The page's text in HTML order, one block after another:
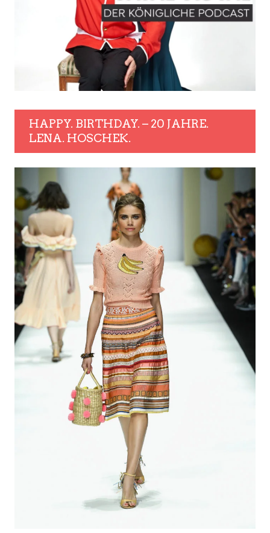
HAPPY. BIRTHDAY. – 20 JAHRE.
LENA. HOSCHEK.